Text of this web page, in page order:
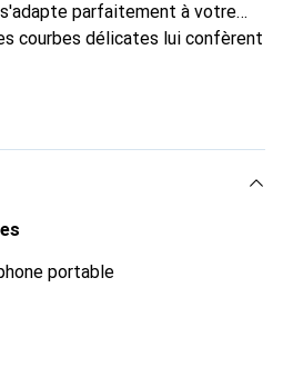
parfaitement à votre
courbes délicates lui confèrent
Reconnaître
sûr pour une clientèle
portable